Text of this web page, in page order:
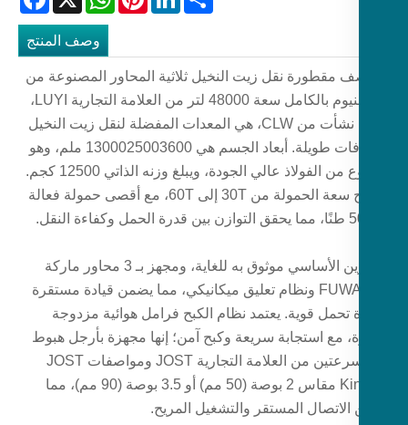
وصف المنتج
مقطورة نقل زيت النخيل ثلاثية المحاور المصنوعة من
الألومنيوم بالكامل سعة 48000 لتر من العلامة التجارية LUYI،
والتي نشأت من CLW، هي المعدات المفضلة لنقل زيت النخيل
لمسافات طويلة. أبعاد الجسم هي 1300025003600 ملم، وهو
مصنوع من الفولاذ عالي الجودة، ويبلغ وزنه الذاتي 12500 كجم.
تتراوح سعة الحمولة من 30T إلى 60T، مع أقصى حمولة فعالة
التكوين الأساسي موثوق به للغاية، ومجهز بـ 3 محاور ماركة
FUWA 13T ونظام تعليق ميكانيكي، مما يضمن قيادة مستقرة
تحمل قوية. يعتمد نظام الكبح فرامل هوائية مزدوجة
مع استجابة سريعة وكبح آمن؛ إنها مجهزة بأرجل هبوط
ذات سرعتين من العلامة التجارية JOST ومواصفات JOST
Kingpin مقاس 2 بوصة (50 مم) أو 3.5 بوصة (90 مم)، مما
المستقر والتشغيل المريح.